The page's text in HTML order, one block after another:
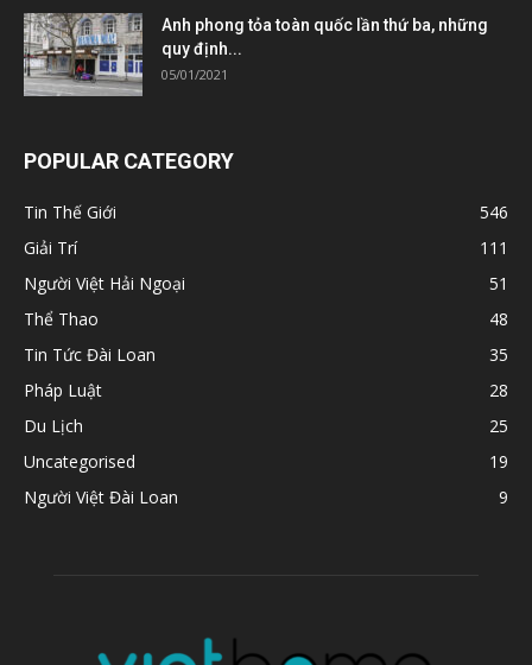
Anh phong tỏa toàn quốc lần thứ ba, những
quy định...
05/01/2021
POPULAR CATEGORY
Tin Thế Giới
546
Giải Trí
111
Người Việt Hải Ngoại
51
Thể Thao
48
Tin Tức Đài Loan
35
Pháp Luật
28
Du Lịch
25
Uncategorised
19
Người Việt Đài Loan
9